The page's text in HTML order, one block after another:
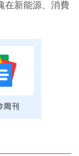
在新能源、消費